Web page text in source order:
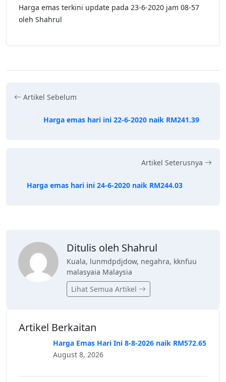
Harga emas terkini update pada 23-6-2020 jam 08-57
oleh Shahrul
Artikel Sebelum
Harga emas hari ini 22-6-2020 naik RM241.39
Artikel Seterusnya
Harga emas hari ini 24-6-2020 naik RM244.03
Ditulis oleh Shahrul
Kuala, lunmdpdjdow, negahra, kknfuu
malasyaia Malaysia
Lihat Semua Artikel
Artikel Berkaitan
Harga Emas Hari Ini 8-8-2026 naik RM572.65
August 8, 2026